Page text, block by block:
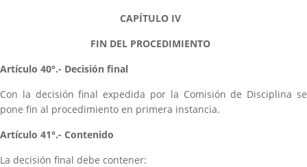
CAPÍTULO IV
FIN DEL PROCEDIMIENTO
Artículo 40°.- Decisión final
Con la decisión final expedida por la Comisión de Disciplina se
pone fin al procedimiento en primera instancia.
Artículo 41°.- Contenido
La decisión final debe contener: